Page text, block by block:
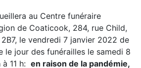
au Centre funéraire
de Coaticook, 284, rue Child,
le vendredi 7 janvier 2022 de
le jour des funérailles le samedi 8
11 h: en raison de la pandémie,